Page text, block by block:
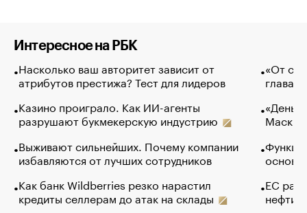
Интересное на РБК
Насколько ваш авторитет зависит от
атрибутов престижа? Тест для лидеров
Казино проиграло. Как ИИ-агенты
разрушают букмекерскую индустрию
Выживают сильнейших. Почему компании
избавляются от лучших сотрудников
Как банк Wildberries резко нарастил
кредиты селлерам до атак на склады
«От
глава
Маск в
основ
ЕС
нефти